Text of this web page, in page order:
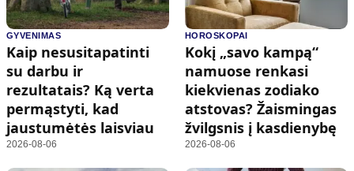
GYVENIMAS
Kaip nesusitapatinti
su darbu ir
rezultatais? Ką verta
permąstyti, kad
jaustumėtės laisviau
2026-08-06
HOROSKOPAI
Kokį „savo kampą“
namuose renkasi
kiekvienas zodiako
atstovas? Žaismingas
žvilgsnis į kasdienybę
2026-08-06